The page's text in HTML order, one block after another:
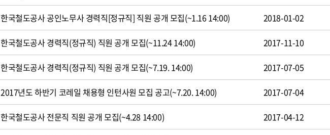
한국철도공사 공인노무사 경력직[정규직] 직원 공개 모집(~1.16 14:00) 2018-01-02
한국철도공사 경력직(정규직) 직원 공개 모집(~11.24 14:00) 2017-11-10
한국철도공사 경력직(정규직) 직원 공개 모집(~7.19. 14:00) 2017-07-05
2017년도 하반기 코레일 채용형 인턴사원 모집 공고(~7.20. 14:00) 2017-07-04
한국철도공사 전문직 직원 공개 모집(~4.28 14:00) 2017-04-12